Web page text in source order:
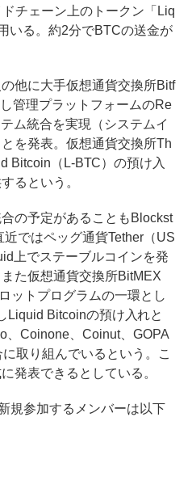
チェーン上のトークン「Liq
いる。約2分でBTCの送金が
他に大手仮想通貨交換所Bitf
管理プラットフォームのRe
ム統合を実現（システムイ
を発表。仮想通貨交換所Th
Bitcoin（L-BTC）の預け入
るという。
の予定があることもBlockst
ではペッグ通貨Tether（US
上でステーブルコインを発
た仮想通貨交換所BitMEX
ットプログラムの一環とし
Liquid Bitcoinの預け入れと
、Coinone、Coinut、GOPA
取り組んでいるという。こ
発表できるとしている。
規参加するメンバーは以下